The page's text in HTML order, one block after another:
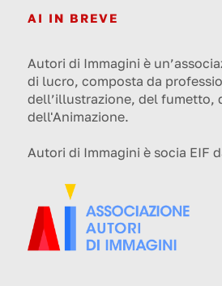
AI IN BREVE
Autori di Immagini è
di lucro, composta da
dell’illustrazione, del fumetto,
dell'Animazione.
Autori di Immagini è socia EIF